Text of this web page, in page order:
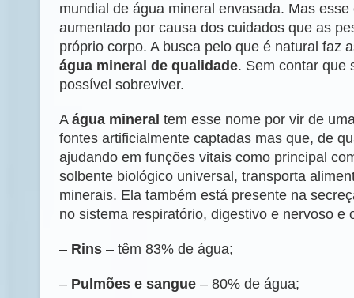
mundial de água mineral envasada. Mas
aumentado por causa dos cuidados que as
próprio corpo. A busca pelo que é natural faz
água mineral de qualidade. Sem contar que
possível sobreviver.
A água mineral tem esse nome por vir de
fontes artificialmente captadas mas que, de
ajudando em funções vitais como principal
solbente biológico universal, transporta
minerais. Ela também está presente na
no sistema respiratório, digestivo e nervoso e
– Rins – têm 83% de água;
– Pulmões e sangue – 80% de água;